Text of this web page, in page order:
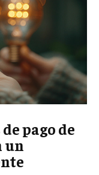
pago de
un